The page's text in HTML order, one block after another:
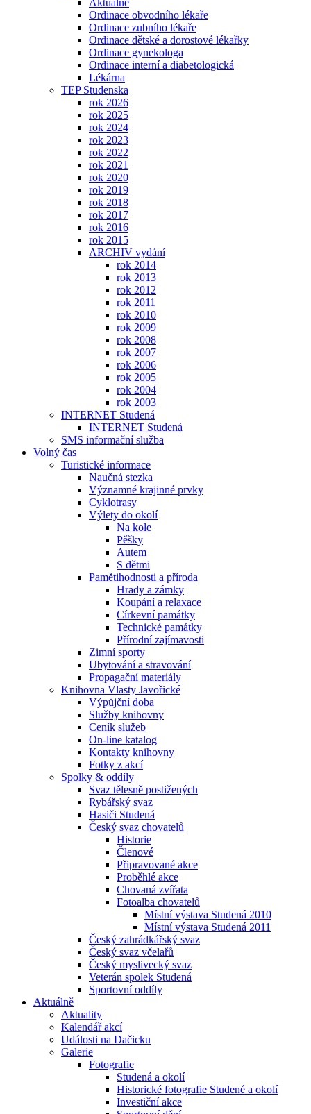
Aktuálně
Ordinace obvodního lékaře
Ordinace zubního lékaře
Ordinace dětské a dorostové lékařky
Ordinace gynekologa
Ordinace interní a diabetologická
Lékárna
TEP Studenska
rok 2026
rok 2025
rok 2024
rok 2023
rok 2022
rok 2021
rok 2020
rok 2019
rok 2018
rok 2017
rok 2016
rok 2015
ARCHIV vydání
rok 2014
rok 2013
rok 2012
rok 2011
rok 2010
rok 2009
rok 2008
rok 2007
rok 2006
rok 2005
rok 2004
rok 2003
INTERNET Studená
INTERNET Studená
SMS informační služba
Volný čas
Turistické informace
Naučná stezka
Významné krajinné prvky
Cyklotrasy
Výlety do okolí
Na kole
Pěšky
Autem
S dětmi
Pamětihodnosti a příroda
Hrady a zámky
Koupání a relaxace
Církevní památky
Technické památky
Přírodní zajímavosti
Zimní sporty
Ubytování a stravování
Propagační materiály
Knihovna Vlasty Javořické
Výpůjční doba
Služby knihovny
Ceník služeb
On-line katalog
Kontakty knihovny
Fotky z akcí
Spolky & oddíly
Svaz tělesně postižených
Rybářský svaz
Hasiči Studená
Český svaz chovatelů
Historie
Členové
Připravované akce
Proběhlé akce
Chovaná zvířata
Fotoalba chovatelů
Místní výstava Studená 2010
Místní výstava Studená 2011
Český zahrádkářský svaz
Český svaz včelařů
Český myslivecký svaz
Veterán spolek Studená
Sportovní oddíly
Aktuálně
Aktuality
Kalendář akcí
Události na Dačicku
Galerie
Fotografie
Studená a okolí
Historické fotografie Studené a okolí
Investiční akce